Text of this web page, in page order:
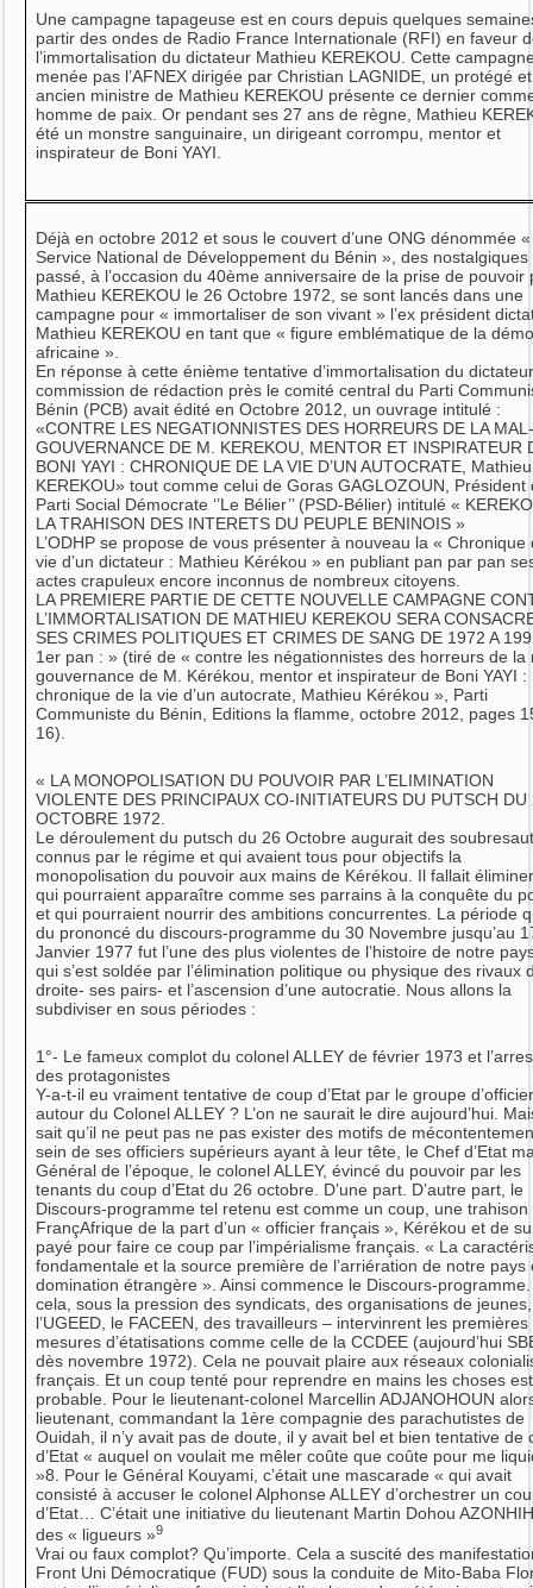
Une campagne tapageuse est en cours depuis quelques
partir des ondes de Radio France Internationale (RFI) en faveur
l’immortalisation du dictateur Mathieu KEREKOU. Cette
menée pas l’AFNEX dirigée par Christian LAGNIDE, un protégé et
ancien ministre de Mathieu KEREKOU présente ce dernier
homme de paix. Or pendant ses 27 ans de règne, Mathieu
été un monstre sanguinaire, un dirigeant corrompu, mentor et
inspirateur de Boni YAYI.
Déjà en octobre 2012 et sous le couvert d’une ONG dénommée «
Service National de Développement du Bénin », des nostalgiques
passé, à l’occasion du 40ème anniversaire de la prise de pouvoir
Mathieu KEREKOU le 26 Octobre 1972, se sont lancés dans une
campagne pour « immortaliser de son vivant » l’ex président
Mathieu KEREKOU en tant que « figure emblématique de la
africaine ».
En réponse à cette énième tentative d’immortalisation du
commission de rédaction près le comité central du Parti
Bénin (PCB) avait édité en Octobre 2012, un ouvrage intitulé :
«CONTRE LES NEGATIONNISTES DES HORREURS DE LA
GOUVERNANCE DE M. KEREKOU, MENTOR ET INSPIRATEUR
BONI YAYI : CHRONIQUE DE LA VIE D’UN AUTOCRATE, Mathieu
KEREKOU» tout comme celui de Goras GAGLOZOUN, Président
Parti Social Démocrate ‘’Le Bélier’’ (PSD-Bélier) intitulé «
LA TRAHISON DES INTERETS DU PEUPLE BENINOIS »
L’ODHP se propose de vous présenter à nouveau la « Chronique
vie d’un dictateur : Mathieu Kérékou » en publiant pan par pan
actes crapuleux encore inconnus de nombreux citoyens.
LA PREMIERE PARTIE DE CETTE NOUVELLE CAMPAGNE
L’IMMORTALISATION DE MATHIEU KEREKOU SERA
SES CRIMES POLITIQUES ET CRIMES DE SANG DE 1972 A
1er pan : » (tiré de « contre les négationnistes des horreurs de la
gouvernance de M. Kérékou, mentor et inspirateur de Boni YAYI :
chronique de la vie d’un autocrate, Mathieu Kérékou », Parti
Communiste du Bénin, Editions la flamme, octobre 2012, pages
16).
« LA MONOPOLISATION DU POUVOIR PAR L’ELIMINATION
VIOLENTE DES PRINCIPAUX CO-INITIATEURS DU PUTSCH DU
OCTOBRE 1972.
Le déroulement du putsch du 26 Octobre augurait des
connus par le régime et qui avaient tous pour objectifs la
monopolisation du pouvoir aux mains de Kérékou. Il fallait
qui pourraient apparaître comme ses parrains à la conquête du
et qui pourraient nourrir des ambitions concurrentes. La période
du prononcé du discours-programme du 30 Novembre jusqu’au
Janvier 1977 fut l’une des plus violentes de l’histoire de notre
qui s’est soldée par l’élimination politique ou physique des rivaux
droite- ses pairs- et l’ascension d’une autocratie. Nous allons la
subdiviser en sous périodes :
1°- Le fameux complot du colonel ALLEY de février 1973 et
des protagonistes
Y-a-t-il eu vraiment tentative de coup d’Etat par le groupe
autour du Colonel ALLEY ? L’on ne saurait le dire aujourd’hui.
sait qu’il ne peut pas ne pas exister des motifs de
sein de ses officiers supérieurs ayant à leur tête, le Chef d’Etat
Général de l’époque, le colonel ALLEY, évincé du pouvoir par les
tenants du coup d’Etat du 26 octobre. D’une part. D’autre part, le
Discours-programme tel retenu est comme un coup, une trahison
FrançAfrique de la part d’un « officier français », Kérékou et de
payé pour faire ce coup par l’impérialisme français. « La
fondamentale et la source première de l’arriération de notre pays
domination étrangère ». Ainsi commence le Discours-programme.
cela, sous la pression des syndicats, des organisations de jeunes,
l’UGEED, le FACEEN, des travailleurs – intervinrent les premières
mesures d’étatisations comme celle de la CCDEE (aujourd’hui
dès novembre 1972). Cela ne pouvait plaire aux réseaux
français. Et un coup tenté pour reprendre en mains les choses
probable. Pour le lieutenant-colonel Marcellin ADJANOHOUN
lieutenant, commandant la 1ère compagnie des parachutistes de
Ouidah, il n’y avait pas de doute, il y avait bel et bien tentative de
d’Etat « auquel on voulait me mêler coûte que coûte pour me
»8. Pour le Général Kouyami, c’était une mascarade « qui avait
consisté à accuser le colonel Alphonse ALLEY d’orchestrer un
d’Etat… C’était une initiative du lieutenant Martin Dohou
des « ligueurs »9
Vrai ou faux complot? Qu’importe. Cela a suscité des
Front Uni Démocratique (FUD) sous la conduite de Mito-Baba